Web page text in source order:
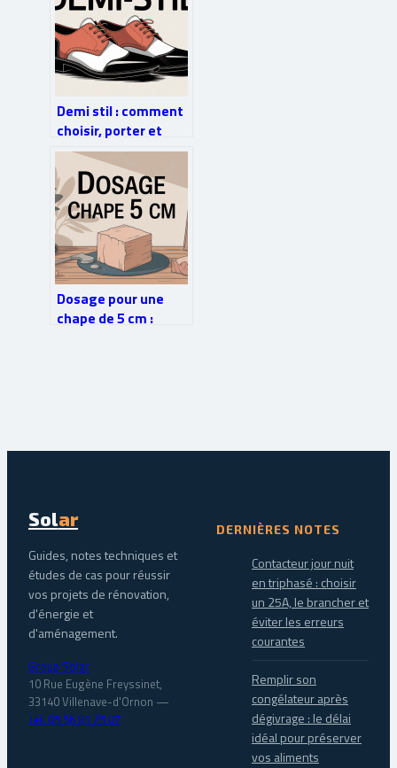
Demi stil : comment
choisir, porter et
entretenir ses demi-
stil
Dosage pour une
chape de 5 cm :
Solar
Guides, notes techniques et
études de cas pour réussir
vos projets de rénovation,
d'énergie et
d'aménagement.
Group Solar
10 Rue Eugène Freyssinet,
33140 Villenave-d'Ornon —
Tél. 05 56 81 25 07
DERNIÈRES NOTES
Contacteur jour nuit
en triphasé : choisir
un 25A, le brancher et
éviter les erreurs
courantes
Remplir son
congélateur après
dégivrage : le délai
idéal pour préserver
vos aliments